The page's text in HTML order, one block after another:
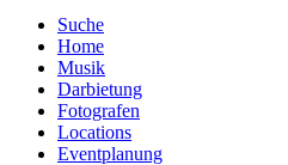
Suche
Home
Musik
Darbietung
Fotografen
Locations
Eventplanung